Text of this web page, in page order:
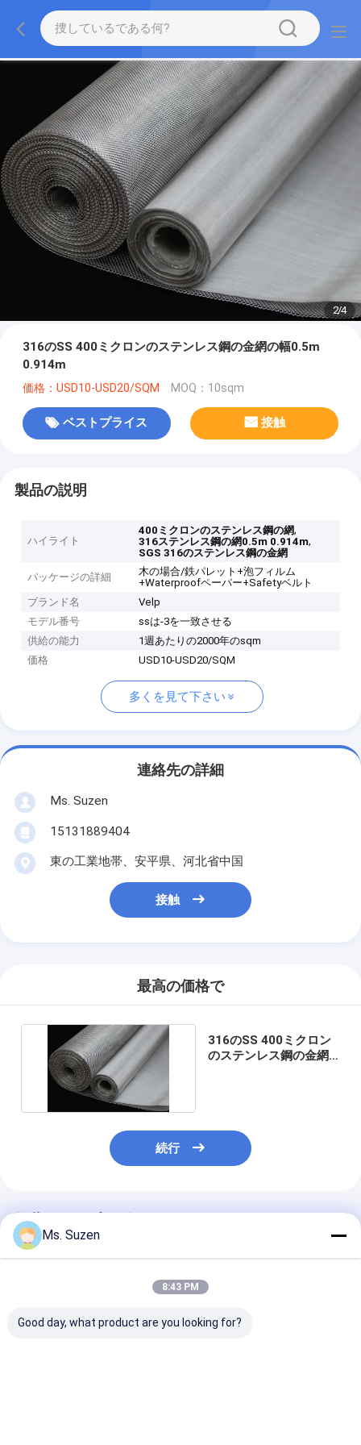
2/4
316のSS 400ミクロンのステンレス鋼の金網の幅0.5m
0.914m
価格：USD10-USD20/SQM MOQ：10sqm
ベストプライス 接触
製品の説明
ハイライト
400ミクロンのステンレス鋼の網,
316ステンレス鋼の網0.5m 0.914m,
SGS 316のステンレス鋼の金網
パッケージの詳細
木の場合/鉄パレット+泡フィルム
+Waterproofペーパー+Safetyベルト
ブランド名
Velp
モデル番号
ssは-3を一致させる
供給の能力
1週あたりの2000年のsqm
価格
USD10-USD20/SQM
多くを見て下さい
連絡先の詳細
Ms. Suzen
15131889404
東の工業地帯、安平県、河北省中国
接触
最高の価格で
316のSS 400ミクロン
のステンレス鋼の金網
続行
推薦されたプロダクト
Ms. Suzen
8:43 PM
Good day, what product are you looking for?